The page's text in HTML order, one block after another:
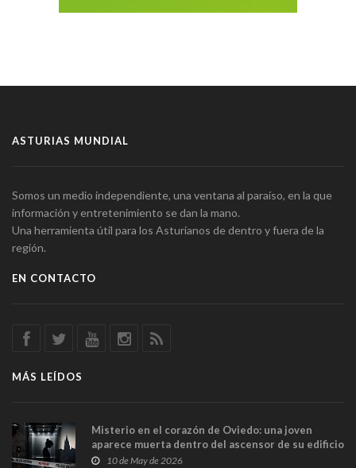
ASTURIAS MUNDIAL
Somos un medio independiente, una ventana al paraíso, en la que
información y entretenimiento se dan la mano.
Una herramienta útil para los Asturianos de dentro y fuera de la
región.
EN CONTACTO
MÁS LEÍDOS
Misterio en el corazón de Oviedo: una joven
aparece muerta dentro del ascensor de su edificio
y las cámaras captan sus últimos minutos
10 de May de 2026